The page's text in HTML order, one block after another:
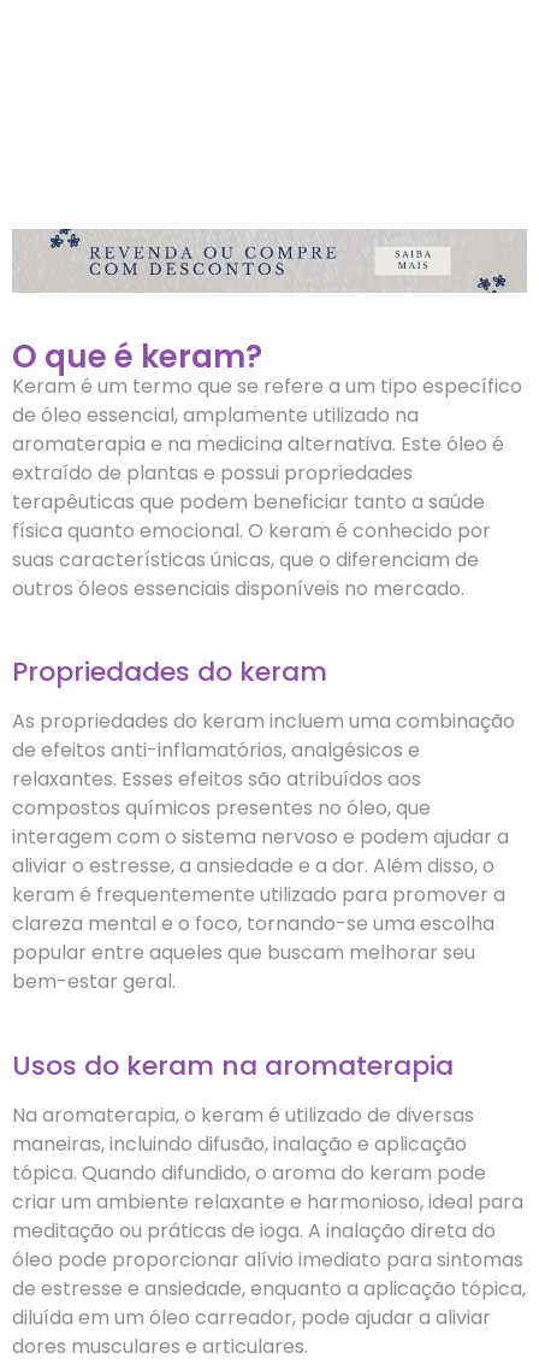
O que é keram?
Keram é um termo que se refere a um tipo específico
de óleo essencial, amplamente utilizado na
aromaterapia e na medicina alternativa. Este óleo é
extraído de plantas e possui propriedades
terapêuticas que podem beneficiar tanto a saúde
física quanto emocional. O keram é conhecido por
suas características únicas, que o diferenciam de
outros óleos essenciais disponíveis no mercado.
Propriedades do keram
As propriedades do keram incluem uma combinação
de efeitos anti-inflamatórios, analgésicos e
relaxantes. Esses efeitos são atribuídos aos
compostos químicos presentes no óleo, que
interagem com o sistema nervoso e podem ajudar a
aliviar o estresse, a ansiedade e a dor. Além disso, o
keram é frequentemente utilizado para promover a
clareza mental e o foco, tornando-se uma escolha
popular entre aqueles que buscam melhorar seu
bem-estar geral.
Usos do keram na aromaterapia
Na aromaterapia, o keram é utilizado de diversas
maneiras, incluindo difusão, inalação e aplicação
tópica. Quando difundido, o aroma do keram pode
criar um ambiente relaxante e harmonioso, ideal para
meditação ou práticas de ioga. A inalação direta do
óleo pode proporcionar alívio imediato para sintomas
de estresse e ansiedade, enquanto a aplicação tópica,
diluída em um óleo carreador, pode ajudar a aliviar
dores musculares e articulares.